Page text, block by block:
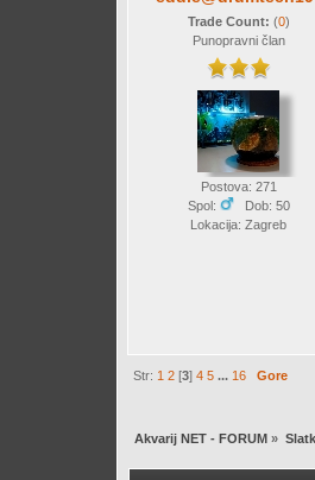
Trade Count: (0)
Punopravni član
Postova: 271
Spol:
Dob: 50
Lokacija: Zagreb
Str: 1 2 [3]4 5 ... 16 Gore
Akvarij NET - FORUM »